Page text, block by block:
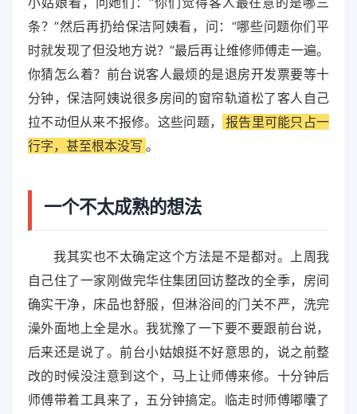
条？”然后再扔给保洁阿姨看，问：“哪些问题你们平
时就发现了但没地方说？”最后再让维修师傅走一遍。
你猜怎么着？前台说客人最烦的是退房开发票要等十
分钟，保洁阿姨说很多房间的窗帘轨道松了客人自己
拉不动但从来不报修。这些问题，
报告里可能只占一
行字，甚至根本没写 。
一个不太成熟的想法
我其实也不太确定这个方法是不是都对。上周我
自己住了一家刚做完华住集团回访整改的全季，房间
确实干净，床品也舒服，但淋浴间的门关不严，洗完
澡外面地上全是水。我犹豫了一下要不要跟前台说，
后来还是说了。前台小姑娘挺不好意思的，说之前整
改的时候没注意到这个，马上让师傅来修。十分钟后
师傅带着工具来了，五分钟搞定。临走时师傅嘟囔了